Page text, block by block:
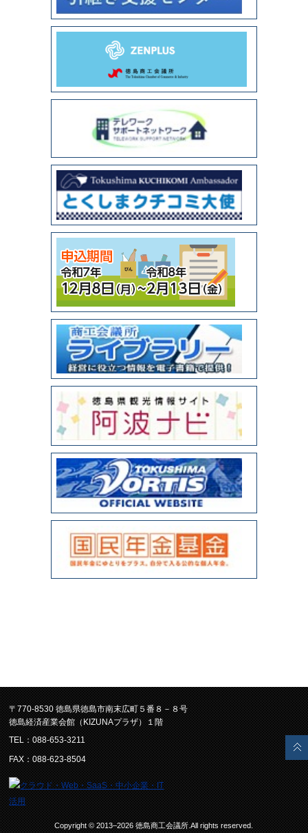
〒770-8530 徳島県徳島市南末広町５番８－８号
徳島経済産業会館（KIZUNAプラザ）１階
TEL：088-653-3211
FAX：088-623-8504
Copyright © 2013–2026 徳島商工会議所.All rights reserved.